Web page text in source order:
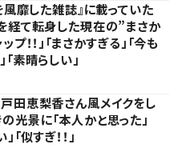
靡した雑誌』に載っていた
経て転身した現在の”まさか
！！」「まさかすぎる」「今も
素晴らしい」
田恵梨香さん風メイクをし
景に「本人かと思った」
「似すぎ！！」